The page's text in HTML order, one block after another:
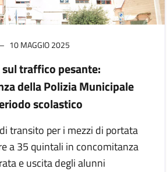
10 MAGGIO 2025
traffico pesante:
della Polizia Municipale
scolastico
transito per i mezzi di portata
a 35 quintali in concomitanza
e uscita degli alunni